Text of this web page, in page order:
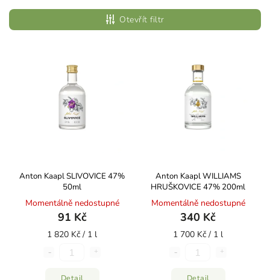
Nejlevnější
Nejdražší
Otevřít filtr
Anton Kaapl SLIVOVICE 47%
50ml
Momentálně nedostupné
91 Kč
1 820 Kč / 1 l
Detail
Anton Kaapl WILLIAMS
HRUŠKOVICE 47% 200ml
Momentálně nedostupné
340 Kč
1 700 Kč / 1 l
Detail